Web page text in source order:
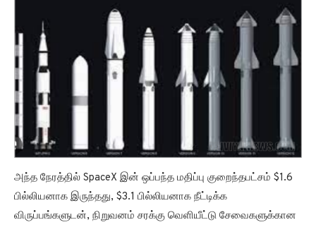
அந்த நேரத்தில் SpaceX இன் ஒப்பந்த மதிப்பு குறைந்தபட்சம் $1.6
பில்லியனாக இருந்தது, $3.1 பில்லியனாக நீட்டிக்க
விருப்பங்களுடன், நிறுவனம் சரக்கு வெளியீட்டு சேவைகளுக்கான